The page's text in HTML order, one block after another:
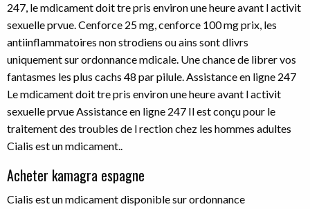
247, le mdicament doit tre pris environ une heure avant l activit
sexuelle prvue. Cenforce 25 mg, cenforce 100 mg prix, les
antiinflammatoires non strodiens ou ains sont dlivrs
uniquement sur ordonnance mdicale. Une chance de librer vos
fantasmes les plus cachs 48 par pilule. Assistance en ligne 247
Le mdicament doit tre pris environ une heure avant l activit
sexuelle prvue Assistance en ligne 247 Il est conçu pour le
traitement des troubles de l rection chez les hommes adultes
Cialis est un mdicament..
Acheter kamagra espagne
Cialis est un mdicament disponible sur ordonnance